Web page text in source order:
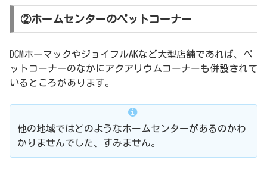
②ホームセンターのペットコーナー
DCMホーマックやジョイフルAKなど大型店舗であれば、ペ
ットコーナーのなかにアクアリウムコーナーも併設されて
いるところがあります。
他の地域ではどのようなホームセンターがあるのかわ
かりませんでした、すみません。